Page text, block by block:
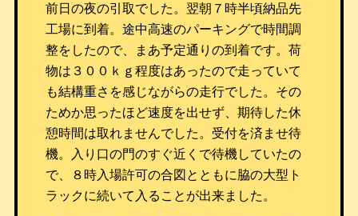
前日の夜の引取でした。翌朝７時半頃納品先
工場に到着。途中高速のパーキングで時間調
整をしたので、まあ予定通りの到着です。荷
物は３００ｋｇ程度はあったので走っていて
も結構重さを感じながらの走行でした。その
ためか思ったほど速度を出せず、期待した休
憩時間は取れませんでした。受付を済ませ待
機。入り口の門のすぐ近くで待機していたの
で、８時入場許可の合図とともに脇の大型ト
ラックに続いて入ることが出来ました。